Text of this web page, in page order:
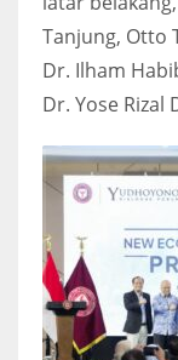
Tanjung, Otto
Dr. Ilham
Dr. Yose Rizal